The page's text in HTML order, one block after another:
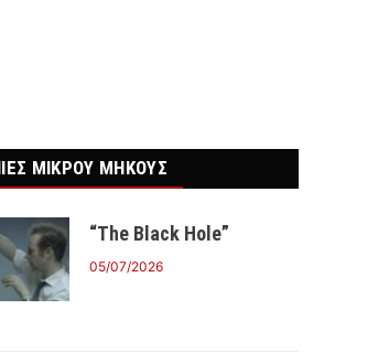
ΜΙΚΡΟΥ ΜΗΚΟΥΣ
“The Black Hole”
05/07/2026